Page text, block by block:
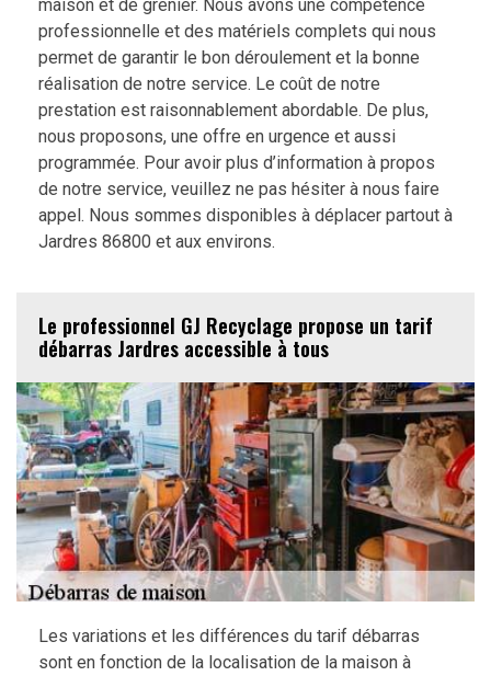
maison et de grenier. Nous avons une compétence
professionnelle et des matériels complets qui nous
permet de garantir le bon déroulement et la bonne
réalisation de notre service. Le coût de notre
prestation est raisonnablement abordable. De plus,
nous proposons, une offre en urgence et aussi
programmée. Pour avoir plus d’information à propos
de notre service, veuillez ne pas hésiter à nous faire
appel. Nous sommes disponibles à déplacer partout à
Jardres 86800 et aux environs.
Le professionnel GJ Recyclage propose un tarif
débarras Jardres accessible à tous
Les variations et les différences du tarif débarras
sont en fonction de la localisation de la maison à